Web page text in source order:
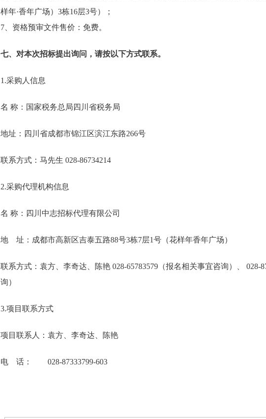
样年·香年广场）3栋16层3号）；
7、资格预审文件售价：免费。
七、对本次招标提出询问，请按以下方式联系。
1.采购人信息
名 称：国家税务总局四川省税务局
地址：四川省成都市锦江区滨江东路266号
联系方式：马先生 028-86734214
2.采购代理机构信息
名 称：四川中志招标代理有限公司
地 址：成都市高新区吉泰五路88号3栋7层1号（花样
联系方式：袁方、李奇达、陈艳 028-65783579（报名相关事宜咨询）、 028-
询）
3.项目联系方式
项目联系人：袁方、李奇达、陈艳
电 话： 028-87333799-603